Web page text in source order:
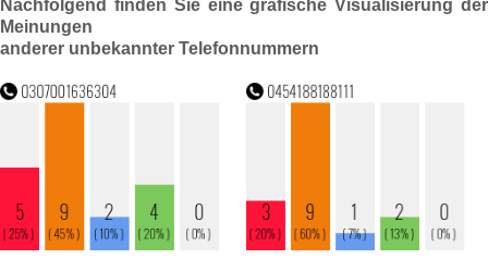
Nachfolgend finden Sie eine grafische Visualisierung der
Meinungen
anderer unbekannter Telefonnummern